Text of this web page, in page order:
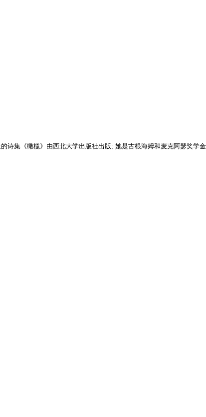
诗集《橄榄》由西北大学出版社出版; 她是古根海姆和麦克阿瑟奖学